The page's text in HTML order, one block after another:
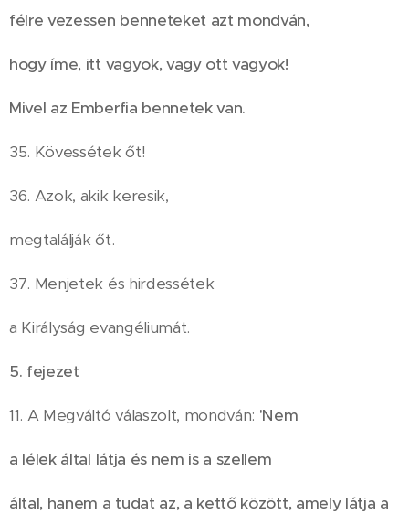
félre vezessen benneteket azt mondván,
hogy íme, itt vagyok, vagy ott vagyok!
Mivel az Emberfia bennetek van.
35. Kövessétek őt!
36. Azok, akik keresik,
megtalálják őt.
37. Menjetek és hirdessétek
a Királyság evangéliumát.
5. fejezet
11. A Megváltó válaszolt, mondván: 'Nem
a lélek által látja és nem is a szellem
által, hanem a tudat az, a kettő között, amely látja a